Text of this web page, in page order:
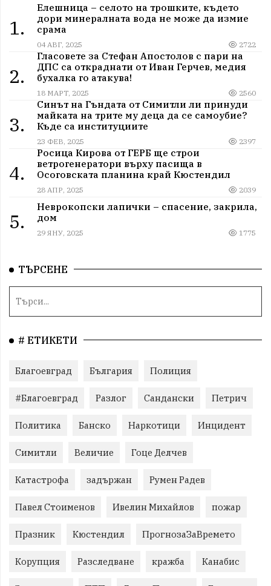
1.
Елешница – селото на трошките, където
дори минералната вода не може да измие
срама
04 АВГ, 2025 2722
2.
Гласовете за Стефан Апостолов с пари на
ДПС са откраднати от Иван Герчев, медия
бухалка го атакува!
18 МАРТ, 2025 2560
3.
Синът на Гъндата от Симитли ли принуди
майката на трите му деца да се самоубие?
Къде са институциите
23 ФЕВ, 2025 2397
4.
Росица Кирова от ГЕРБ ще строи
ветрогенератори върху пасища в
Осоговската планина край Кюстендил
28 АПР, 2025 2039
5.
Неврокопски лапички – спасение, закрила,
дом
29 ЯНУ, 2025 1775
ТЪРСЕНЕ
# ЕТИКЕТИ
Благоевград България Полиция
#Благоевград Разлог Сандански Петрич
Политика Банско Наркотици Инцидент
Симитли Величие Гоце Делчев
Катастрофа задържан Румен Радев
Павел Стоименов Ивелин Михайлов пожар
Празник Кюстендил ПрогнозаЗаВремето
Корупция Разследване кражба Канабис